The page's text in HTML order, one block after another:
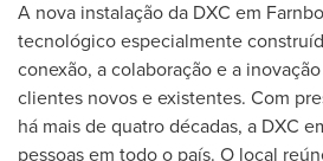
A nova instalação da DXC em
tecnológico especialmente
conexão, a colaboração e a
clientes novos e existentes. Com
há mais de quatro décadas, a DXC
pessoas em todo o país. O local